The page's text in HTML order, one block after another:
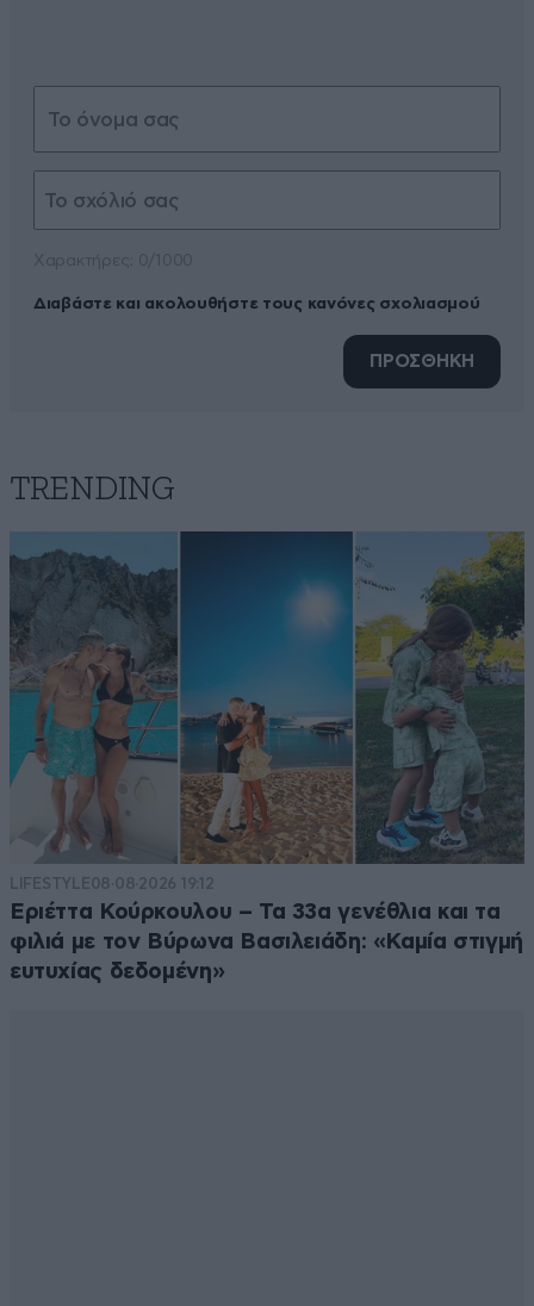
Διαβάστε και ακολουθήστε τους κανόνες σχολιασμού
ΠΡΟΣΘΗΚΗ
TRENDING
LIFESTYLE08·08·2026 19:12
Εριέττα Κούρκουλου – Τα 33α γενέθλια και τα
φιλιά με τον Βύρωνα Βασιλειάδη: «Καμία στιγμή
ευτυχίας δεδομένη»